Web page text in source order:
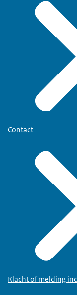
Contact
Klacht of melding